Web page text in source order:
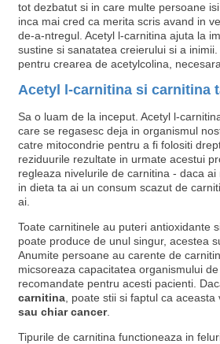
tot dezbatut si in care multe persoane
inca mai cred ca merita scris avand in
de-a-ntregul. Acetyl l-carnitina ajuta la
sustine si sanatatea creierului si a
pentru crearea de acetylcolina,
Acetyl l-carnitina si carnitina
Sa o luam de la inceput. Acetyl l-
care se regasesc deja in organismul
catre mitocondrie pentru a fi folositi
reziduurile rezultate in urmate acestui
regleaza nivelurile de carnitina - daca
in dieta ta ai un consum scazut de
ai.
Toate carnitinele au puteri antioxidante
poate produce de unul singur, acestea
Anumite persoane au carente de
micsoreaza capacitatea organismului
recomandate pentru acesti pacienti.
carnitina , poate stii si faptul ca
sau chiar cancer.
Tipurile de carnitina functioneaza in